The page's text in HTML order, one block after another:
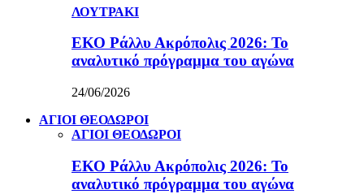
ΛΟΥΤΡΑΚΙ
ΕΚΟ Ράλλυ Ακρόπολις 2026: Το
αναλυτικό πρόγραμμα του αγώνα
24/06/2026
ΑΓΙΟΙ ΘΕΟΔΩΡΟΙ
ΑΓΙΟΙ ΘΕΟΔΩΡΟΙ
ΕΚΟ Ράλλυ Ακρόπολις 2026: Το
αναλυτικό πρόγραμμα του αγώνα